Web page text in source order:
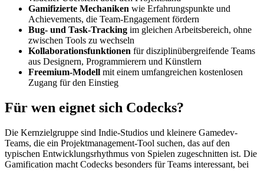
Gamifizierte Mechaniken wie Erfahrungspunkte und
Achievements, die Team-Engagement fördern
Bug- und Task-Tracking im gleichen Arbeitsbereich, ohne
zwischen Tools zu wechseln
Kollaborationsfunktionen für disziplinübergreifende Teams
aus Designern, Programmierern und Künstlern
Freemium-Modell mit einem umfangreichen kostenlosen
Zugang für den Einstieg
Für wen eignet sich Codecks?
Die Kernzielgruppe sind Indie-Studios und kleinere Gamedev-
Teams, die ein Projektmanagement-Tool suchen, das auf den
typischen Entwicklungsrhythmus von Spielen zugeschnitten ist. Die
Gamification macht Codecks besonders für Teams interessant, bei